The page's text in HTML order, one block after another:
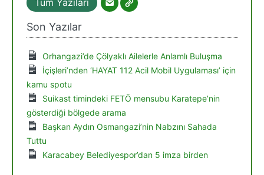
Son Yazılar
Orhangazi’de Çölyaklı Ailelerle Anlamlı Buluşma
İçişleri’nden ‘HAYAT 112 Acil Mobil Uygulaması’ için
kamu spotu
Suikast timindeki FETÖ mensubu Karatepe’nin
gösterdiği bölgede arama
Başkan Aydın Osmangazi’nin Nabzını Sahada
Tuttu
Karacabey Belediyespor’dan 5 imza birden